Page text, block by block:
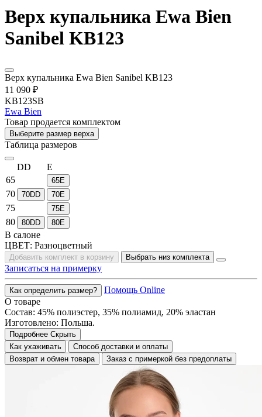
Верх купальника Ewa Bien
Sanibel KB123
Верх купальника Ewa Bien Sanibel KB123
11 090 ₽
KB123SB
Ewa Bien
Товар продается комплектом
Выберите размер верха
Таблица размеров
DD
E
65
65E
70 70DD 70E
75 75E
80 80DD 80E
В салоне
ЦВЕТ: Разноцветный
Добавить комплект в корзину Выбрать низ комплекта
Записаться на примерку
Как определить размер?
Помощь Online
О товаре
Состав: 45% полиэстер, 35% полиамид, 20% эластан
Изготовлено: Польша.
Подробнее Скрыть
Как ухаживать
Способ доставки и оплаты
Возврат и обмен товара
Заказ с примеркой без предоплаты